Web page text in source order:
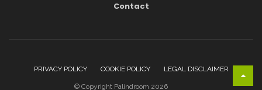
Contact
PRIVACY POLICY COOKIE POLICY LEGAL DISCLAIMER
© Copyright Palindroom 2026